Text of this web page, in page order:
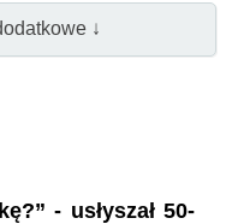
↓
- usłyszał 50-